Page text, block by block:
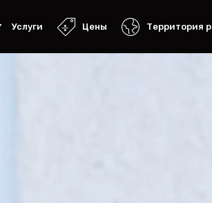
Услуги Цены Территория